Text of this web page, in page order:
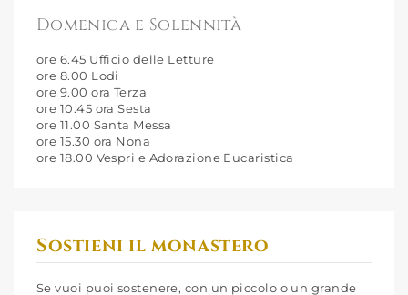
Domenica e Solennità
ore 6.45 Ufficio delle Letture
ore 8.00 Lodi
ore 9.00 ora Terza
ore 10.45 ora Sesta
ore 11.00 Santa Messa
ore 15.30 ora Nona
ore 18.00 Vespri e Adorazione Eucaristica
Sostieni il monastero
Se vuoi puoi sostenere, con un piccolo o un grande